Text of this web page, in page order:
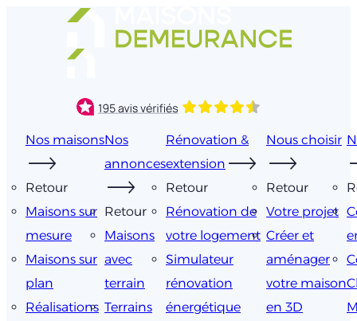
Nos maisons
Retour
Maisons sur
mesure
Maisons sur
plan
Réalisations
Nos
annonces
Retour
Maisons
avec
terrain
Terrains
Rénovation &
extension
Retour
Rénovation de
votre logement
Simulateur
rénovation
énergétique
Nous choisir
Retour
Votre projet
Créer et
aménager
votre maison
en 3D